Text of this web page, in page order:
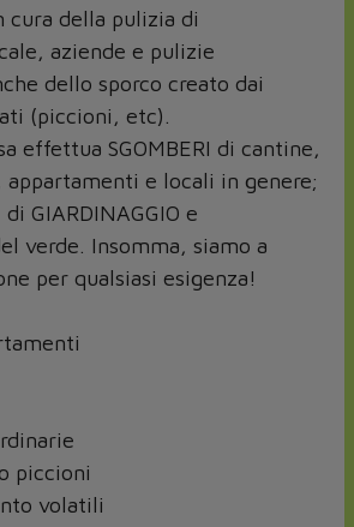
cura della pulizia di
aziende e pulizie
dello sporco creato dai
(piccioni, etc).
effettua SGOMBERI di cantine,
e locali in genere;
GIARDINAGGIO e
verde. Insomma, siamo a
per qualsiasi esigenza!
piccioni
volatili